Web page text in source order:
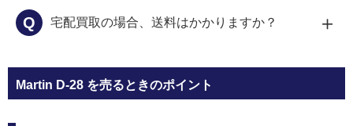
Q 宅配買取の場合、送料はかかりますか？ ＋
こちら
Martin D-28 を売るときのポイント